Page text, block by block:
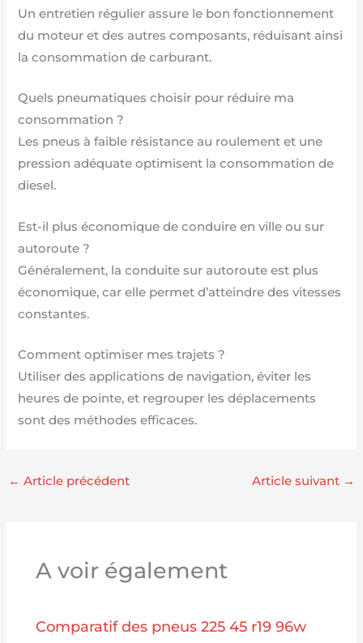
Un entretien régulier assure le bon fonctionnement
du moteur et des autres composants, réduisant ainsi
la consommation de carburant.
Quels pneumatiques choisir pour réduire ma
consommation ?
Les pneus à faible résistance au roulement et une
pression adéquate optimisent la consommation de
diesel.
Est-il plus économique de conduire en ville ou sur
autoroute ?
Généralement, la conduite sur autoroute est plus
économique, car elle permet d’atteindre des vitesses
constantes.
Comment optimiser mes trajets ?
Utiliser des applications de navigation, éviter les
heures de pointe, et regrouper les déplacements
sont des méthodes efficaces.
← Article précédent Article suivant →
A voir également
Comparatif des pneus 225 45 r19 96w